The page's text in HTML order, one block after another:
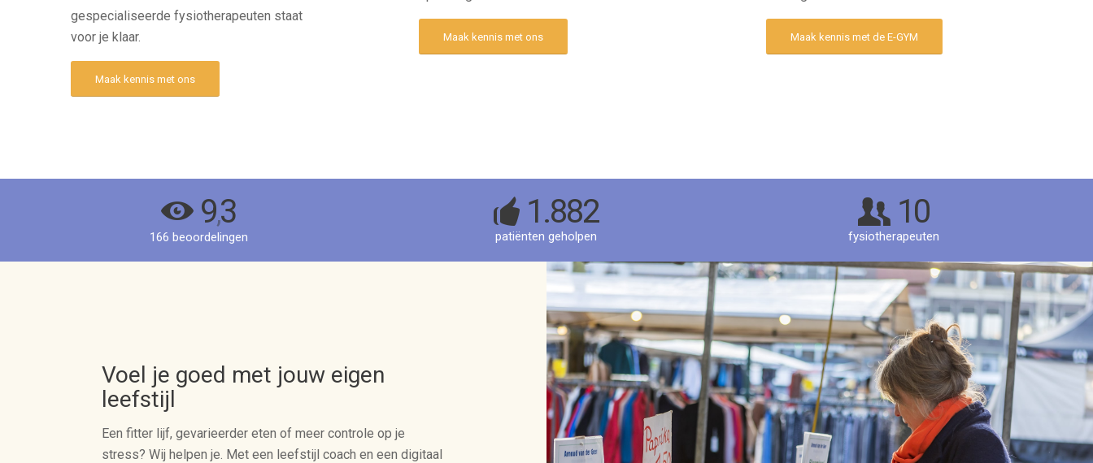
gespecialiseerde fysiotherapeuten staat
voor je klaar.
Maak kennis met ons
Maak kennis met ons Maak kennis met de E-GYM
9,3
166 beoordelingen
1.882
patiënten geholpen
10
fysiotherapeuten
Voel je goed met jouw eigen
leefstijl
Een fitter lijf, gevarieerder eten of meer controle op je
stress? Wij helpen je. Met een leefstijl coach en een digitaal